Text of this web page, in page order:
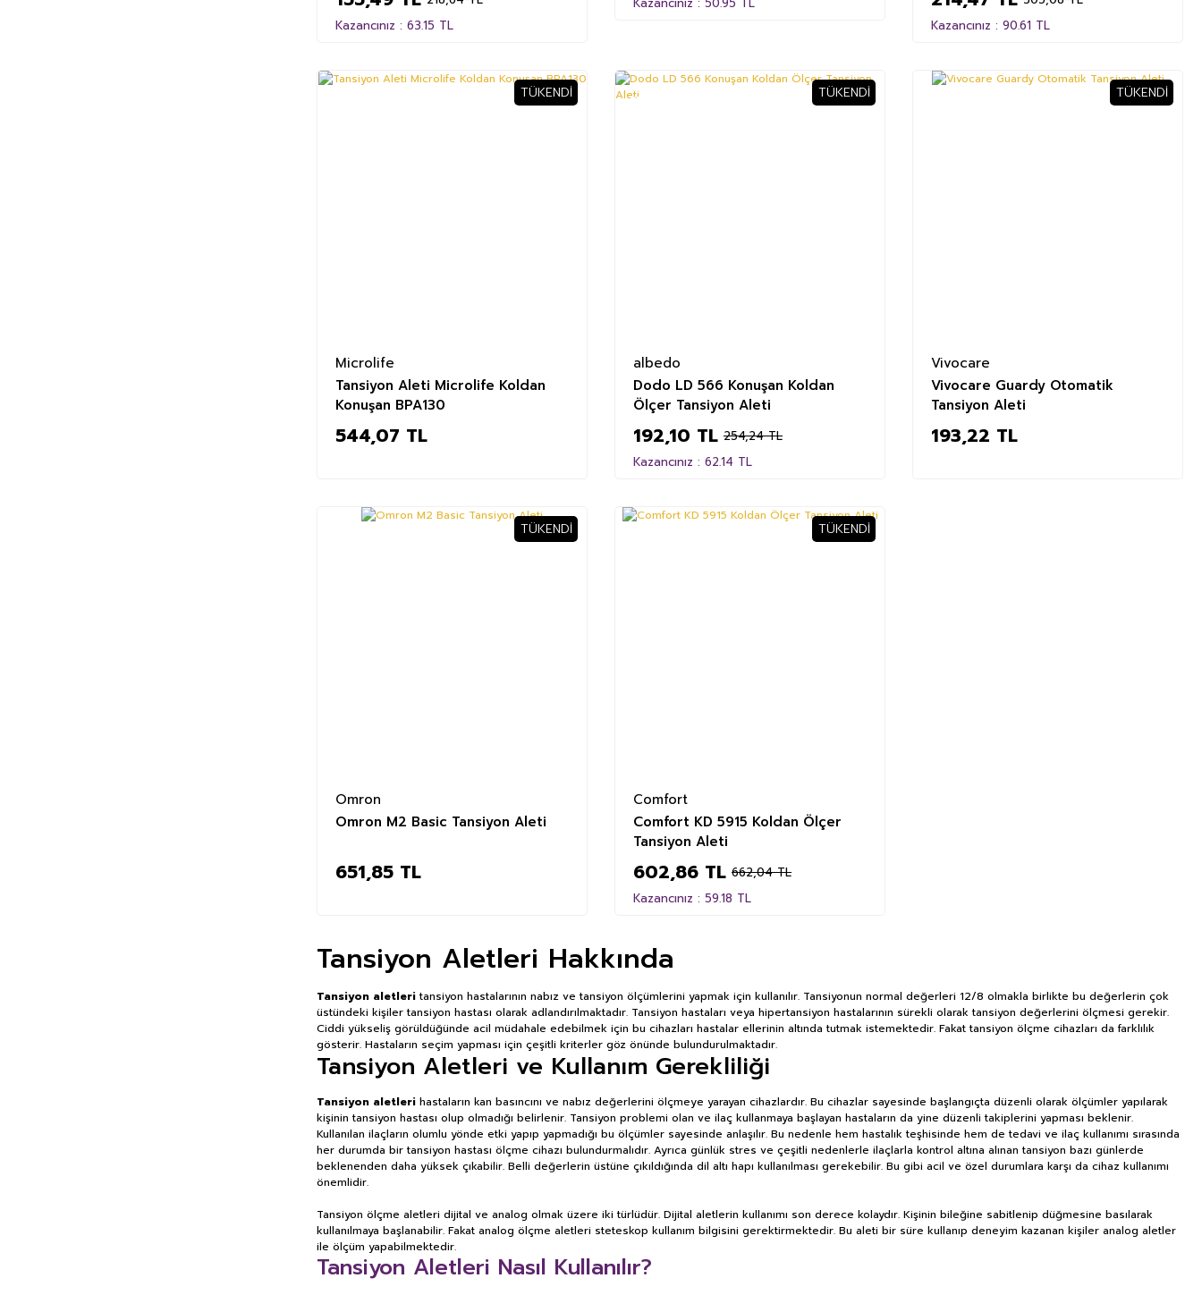
Kazancınız : 63.15 TL
Kazancınız : 90.61 TL
TÜKENDI
Microlife
Tansiyon Aleti Microlife Koldan
Konuşan BPA130
544,07 TL
%24 TÜKENDI
albedo
Dodo LD 566 Konuşan Koldan
Ölçer Tansiyon Aleti
192,10 TL 254,24 TL
Kazancınız : 62.14 TL
TÜKENDI
Vivocare
Vivocare Guardy Otomatik
Tansiyon Aleti
193,22 TL
TÜKENDI
Omron
Omron M2 Basic Tansiyon Aleti
651,85 TL
TÜKENDI
Comfort
Comfort KD 5915 Koldan Ölçer
Tansiyon Aleti
602,86 TL 662,04 TL
Kazancınız : 59.18 TL
Tansiyon Aletleri Hakkında
Tansiyon aletleri tansiyon hastalarının nabız ve tansiyon ölçümlerini yapmak için kullanılır. Tansiyonun normal değerleri 12/8 olmakla birlikte bu değerlerin çok
üstündeki kişiler tansiyon hastası olarak adlandırılmaktadır. Tansiyon hastaları veya hipertansiyon hastalarının sürekli olarak tansiyon değerlerini ölçmesi gerekir.
Ciddi yükseliş görüldüğünde acil müdahale edebilmek için bu cihazları hastalar ellerinin altında tutmak istemektedir. Fakat tansiyon ölçme cihazları da farklılık
gösterir. Hastaların seçim yapması için çeşitli kriterler göz önünde bulundurulmaktadır.
Tansiyon Aletleri ve Kullanım Gerekliliği
Tansiyon aletleri hastaların kan basıncını ve nabız değerlerini ölçmeye yarayan cihazlardır. Bu cihazlar sayesinde başlangıçta düzenli olarak ölçümler yapılarak
kişinin tansiyon hastası olup olmadığı belirlenir. Tansiyon problemi olan ve ilaç kullanmaya başlayan hastaların da yine düzenli takiplerini yapması beklenir.
Kullanılan ilaçların olumlu yönde etki yapıp yapmadığı bu ölçümler sayesinde anlaşılır. Bu nedenle hem hastalık teşhisinde hem de tedavi ve ilaç kullanımı sırasında
her durumda bir tansiyon hastası ölçme cihazı bulundurmalıdır. Ayrıca günlük stres ve çeşitli nedenlerle ilaçlarla kontrol altına alınan tansiyon bazı günlerde
beklenenden daha yüksek çıkabilir. Belli değerlerin üstüne çıkıldığında dil altı hapı kullanılması gerekebilir. Bu gibi acil ve özel durumlara karşı da cihaz kullanımı
önemlidir.
Tansiyon ölçme aletleri dijital ve analog olmak üzere iki türlüdür. Dijital aletlerin kullanımı son derece kolaydır. Kişinin bileğine sabitlenip düğmesine basılarak
kullanılmaya başlanabilir. Fakat analog ölçme aletleri steteskop kullanım bilgisini gerektirmektedir. Bu aleti bir süre kullanıp deneyim kazanan kişiler analog aletler
ile ölçüm yapabilmektedir.
Tansiyon Aletleri Nasıl Kullanılır?